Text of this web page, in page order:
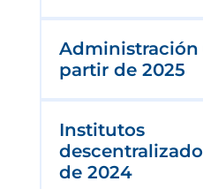
Administración
partir de 2025
Institutos
de 2024